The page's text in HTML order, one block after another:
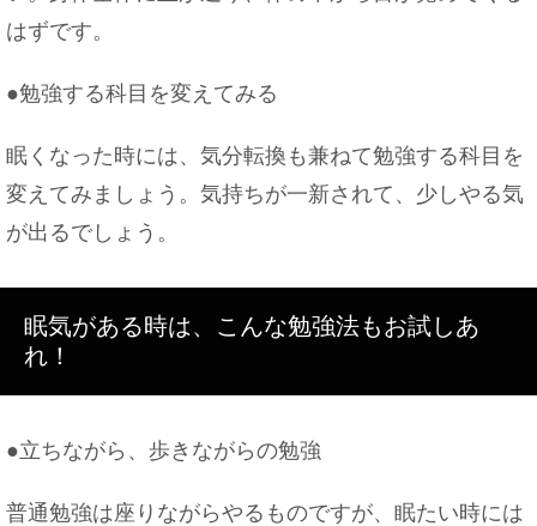
はずです。
●勉強する科目を変えてみる
眠くなった時には、気分転換も兼ねて勉強する科目を
変えてみましょう。気持ちが一新されて、少しやる気
が出るでしょう。
眠気がある時は、こんな勉強法もお試しあ
れ！
●立ちながら、歩きながらの勉強
普通勉強は座りながらやるものですが、眠たい時には